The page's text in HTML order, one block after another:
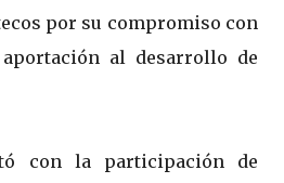
por su compromiso con
al desarrollo de
con la participación de